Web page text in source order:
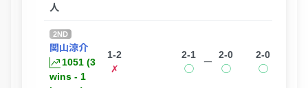
人
2ND
関山涼介
1051 (3
wins - 1
1-2
✗
2-1
◯
ー
2-0
◯
2-0
◯